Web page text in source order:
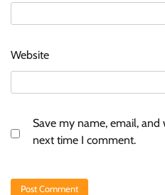
Website
Save my name, email,
next time I comment.